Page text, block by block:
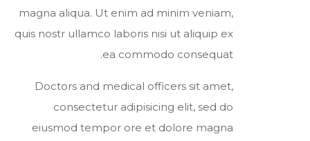
magna aliqua. Ut enim ad minim veniam,
quis nostr ullamco laboris nisi ut aliquip ex
ea commodo consequat.
Doctors and medical officers sit amet,
consectetur adipisicing elit, sed do
eiusmod tempor ore et dolore magna